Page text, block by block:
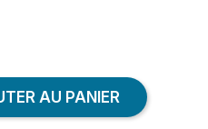
AU PANIER